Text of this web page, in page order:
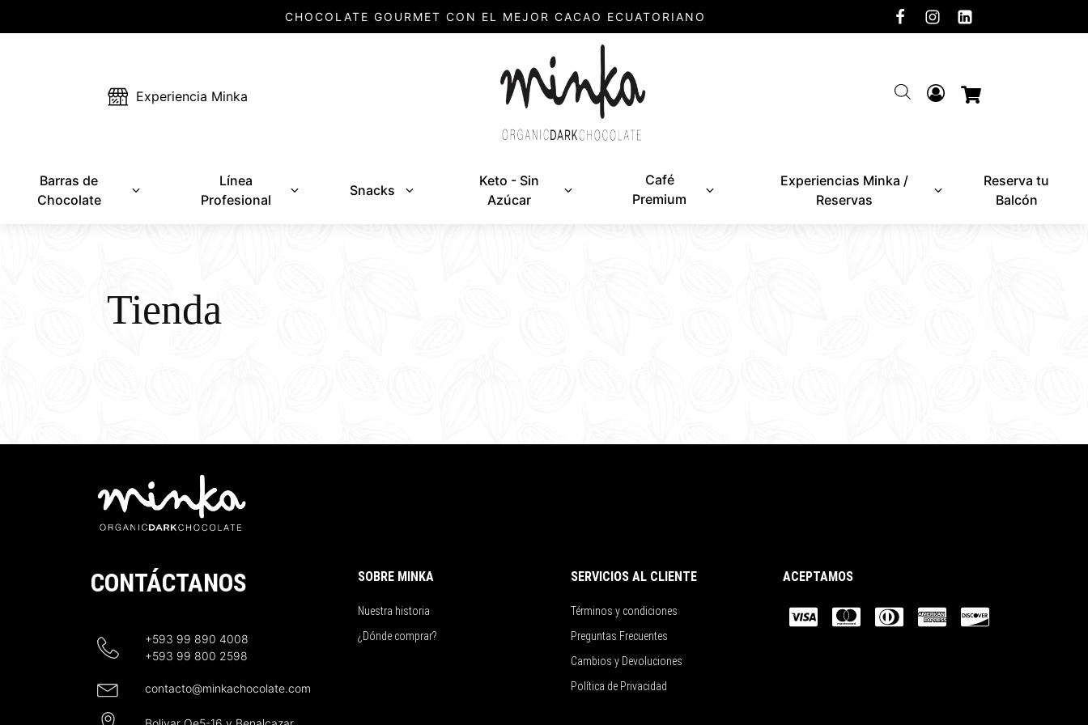
CHOCOLATE GOURMET CON EL MEJOR CACAO ECUATORIANO
Experiencia Minka
Barras de
Chocolate
Línea
Profesional
Snacks
Keto - Sin
Azúcar
Café
Premium
Experiencias Minka /
Reservas
Reserva tu
Balcón
Tienda
CONTÁCTANOS
+593 99 890 4008
+593 99 800 2598
contacto@minkachocolate.com
SOBRE MINKA
Nuestra historia
¿Dónde comprar?
SERVICIOS AL CLIENTE
Términos y condiciones
Preguntas Frecuentes
Cambios y Devoluciones
Política de Privacidad
ACEPTAMOS